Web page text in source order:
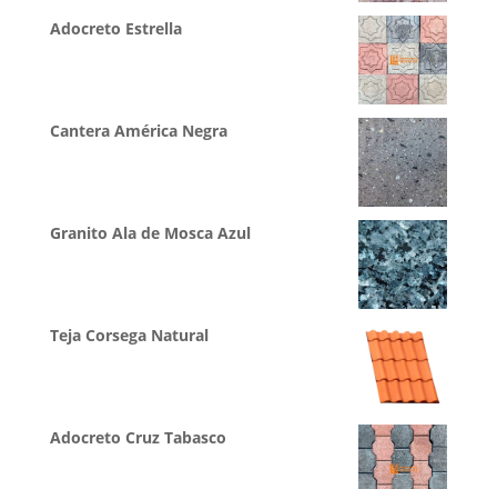
Adocreto Estrella
Cantera América Negra
Granito Ala de Mosca Azul
Teja Corsega Natural
Adocreto Cruz Tabasco